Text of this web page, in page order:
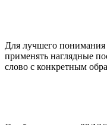
Для лучшего понимания
применять наглядные
слово с конкретным